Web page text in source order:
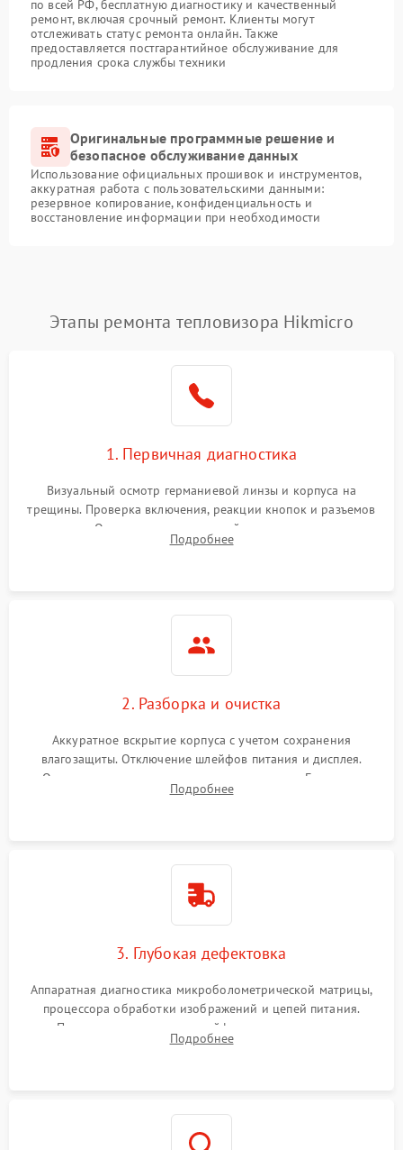
по всей РФ, бесплатную диагностику и качественный
ремонт, включая срочный ремонт. Клиенты могут
отслеживать статус ремонта онлайн. Также
предоставляется постгарантийное обслуживание для
продления срока службы техники
Оригинальные программные решение и
безопасное обслуживание данных
Использование официальных прошивок и инструментов,
аккуратная работа с пользовательскими данными:
резервное копирование, конфиденциальность и
восстановление информации при необходимости
Этапы ремонта тепловизора Hikmicro
1. Первичная диагностика
Визуальный осмотр германиевой линзы и корпуса на
трещины. Проверка включения, реакции кнопок и разъемов
зарядки. Оценка вывода тепловой сигнатуры на экран,
проверка базовых функций и считывание системных
Подробнее
2. Разборка и очистка
Аккуратное вскрытие корпуса с учетом сохранения
влагозащиты. Отключение шлейфов питания и дисплея.
Очистка внутренних плат от окислов и пыли. Бережная
обработка германиевого объектива специализированными
Подробнее
3. Глубокая дефектовка
Аппаратная диагностика микроболометрической матрицы,
процессора обработки изображений и цепей питания.
Проверка целостности шлейфов, модуля памяти и
интерфейсов связи. Выявление сгоревших SMD-компонентов
Подробнее